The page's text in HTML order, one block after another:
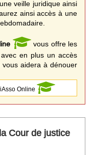
veille juridique ainsi
ainsi accès à une
vous offre les
avec en plus un accès
aidera à dénouer
Online
Cour de justice